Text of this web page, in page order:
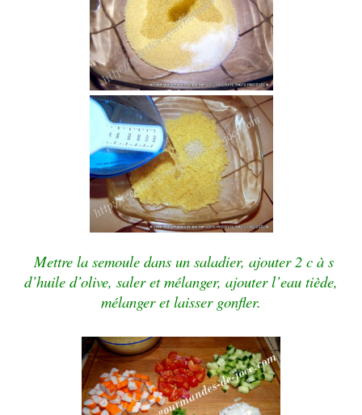
Mettre la semoule dans un saladier, ajouter 2 c à s
d’huile d’olive, saler et mélanger, ajouter l’eau tiède,
mélanger et laisser gonfler.